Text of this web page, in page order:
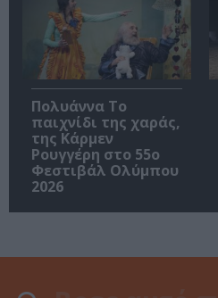
Πολυάννα Το
παιχνίδι της χαράς,
της Κάρμεν
Ρουγγέρη στο 55ο
Φεστιβάλ Ολύμπου
2026